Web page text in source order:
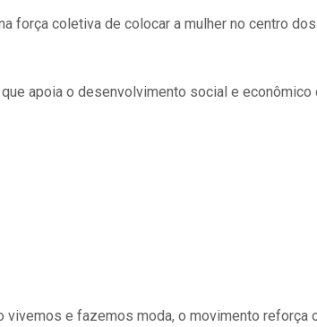
força coletiva de colocar a mulher no centro
que apoia o desenvolvimento social e econômico
vivemos e fazemos moda, o movimento reforça